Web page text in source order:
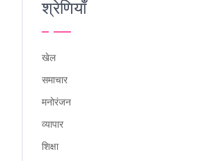
श्रेणियाँ
खेल
समाचार
मनोरंजन
व्यापार
शिक्षा